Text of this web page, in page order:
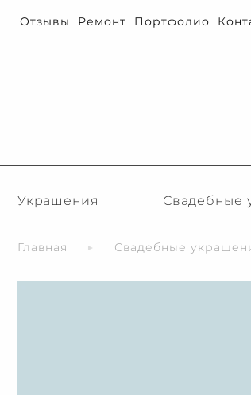
Отзывы Ремонт Портфолио
Украшения Свадебные
Главная Свадебные